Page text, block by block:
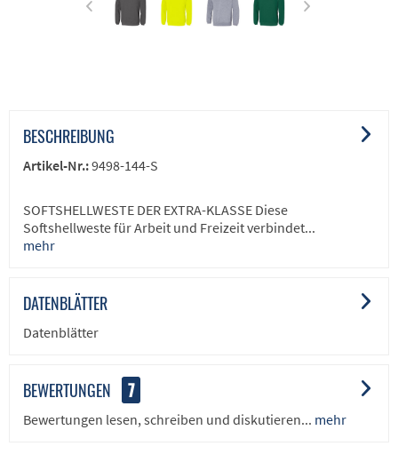
BESCHREIBUNG
Artikel-Nr.:9498-144-S
SOFTSHELLWESTE DER EXTRA-KLASSE Diese
Softshellweste für Arbeit und Freizeit verbindet...
mehr
DATENBLÄTTER
Datenblätter
BEWERTUNGEN 7
Bewertungen lesen, schreiben und diskutieren... mehr